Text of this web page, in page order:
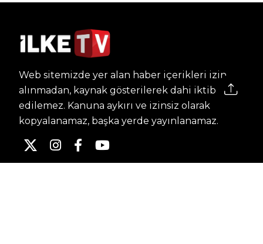
Web sitemizde yer alan haber içerikleri izin
alınmadan, kaynak gösterilerek dahi iktibas
edilemez. Kanuna aykırı ve izinsiz olarak
kopyalanamaz, başka yerde yayınlanamaz.